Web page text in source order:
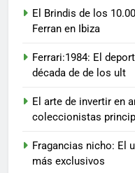
El Brindis de los
Ferran en Ibiza
Ferrari:1984: El
década de de los ult
El arte de invertir en
coleccionistas
Fragancias nicho: El
más exclusivos